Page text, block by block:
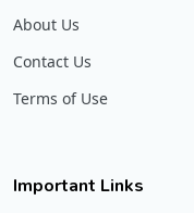
About Us
Contact Us
Terms of Use
Important Links